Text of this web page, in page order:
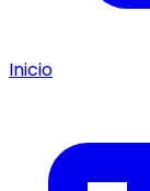
Inicio